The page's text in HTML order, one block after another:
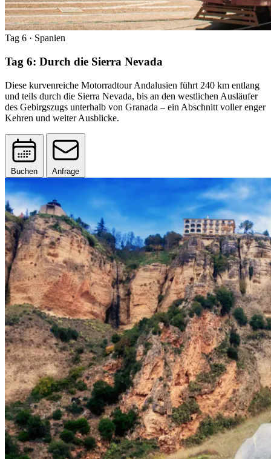
Tag 6 · Spanien
Tag 6: Durch die Sierra Nevada
Diese kurvenreiche Motorradtour Andalusien führt 240 km entlang
und teils durch die Sierra Nevada, bis an den westlichen Ausläufer
des Gebirgszugs unterhalb von Granada – ein Abschnitt voller enger
Kehren und weiter Ausblicke.
Buchen Anfrage